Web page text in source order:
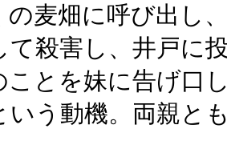
の麦畑に呼び出し
て殺害し、井戸に
ことを妹に告げ口
いう動機。両親と